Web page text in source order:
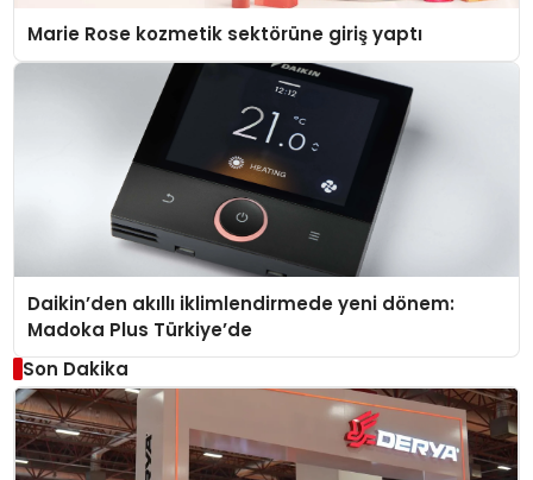
Marie Rose kozmetik sektörüne giriş yaptı
Daikin’den akıllı iklimlendirmede yeni dönem:
Madoka Plus Türkiye’de
Son Dakika